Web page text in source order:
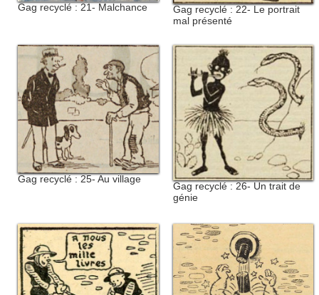
Gag recyclé : 21- Malchance
Gag recyclé : 22- Le portrait
mal présenté
Gag recyclé : 25- Au village
Gag recyclé : 26- Un trait de
génie